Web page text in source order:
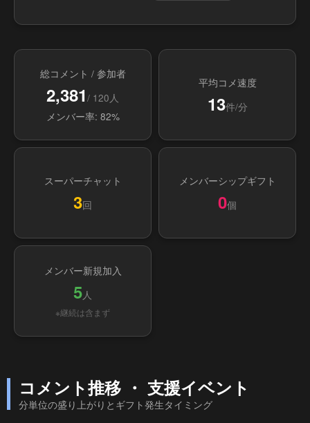
総コメント / 参加者
2,381 / 120人
メンバー率: 82%
平均コメ速度
13件/分
スーパーチャット
3回
メンバーシップギフト
0個
メンバー新規加入
5人
※継続は含まず
コメント推移 ・ 支援イベント
分単位の盛り上がりとギフト発生タイミング